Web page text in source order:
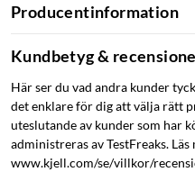
Producentinformation
Kundbetyg &
Här ser du vad andra kunder
det enklare för dig att välja rätt
uteslutande av kunder som har
administreras av TestFreaks.
www.kjell.com/se/villkor/